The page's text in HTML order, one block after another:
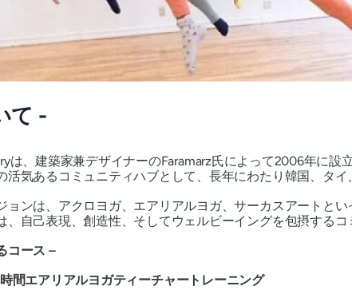
て -
は、建築家兼デザイナーのFaramarz氏によって2006年に
活気あるコミュニティハブとして、長年にわたり韓国、タ
ョンは、アクロヨガ、エアリアルヨガ、サーカスアートと
、自己表現、創造性、そしてウェルビーイングを包摂する
コース –
間エアリアルヨガティーチャートレーニング